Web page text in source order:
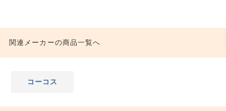
関連メーカーの商品一覧へ
コーコス